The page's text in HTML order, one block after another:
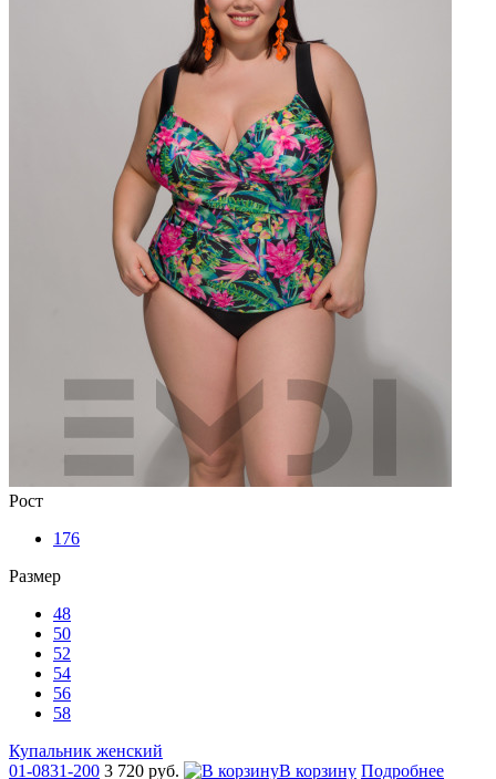
Рост
176
Размер
48
50
52
54
56
58
Купальник женский
01-0831-200 3 720 руб. В корзину Подробнее